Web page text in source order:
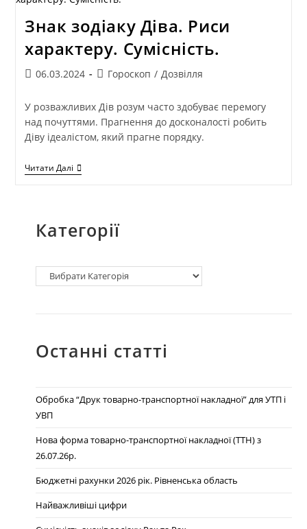
Знак зодіаку Діва. Риси
характеру. Сумісність.
06.03.2024 Гороскоп / Дозвілля
У розважливих Дів розум часто здобуває перемогу
над почуттями. Прагнення до досконалості робить
Діву ідеалістом, який прагне порядку.
Читати Далі
Категорії
Останні статті
Обробка “Друк товарно-транспортної накладної” для УТП і
УВП
Нова форма товарно-транспортної накладної (ТТН) з
26.07.26р.
Бюджетні рахунки 2026 рік. Рівненська область
Найважливіші цифри